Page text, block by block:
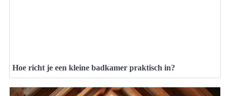
Hoe richt je een kleine badkamer praktisch in?